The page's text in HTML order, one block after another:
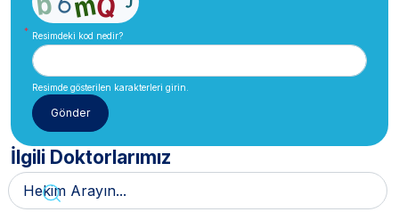
Resimdeki kod nedir?
Resimde gösterilen karakterleri girin.
İlgili Doktorlarımız